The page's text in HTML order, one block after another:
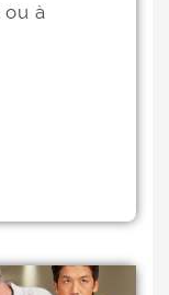
à